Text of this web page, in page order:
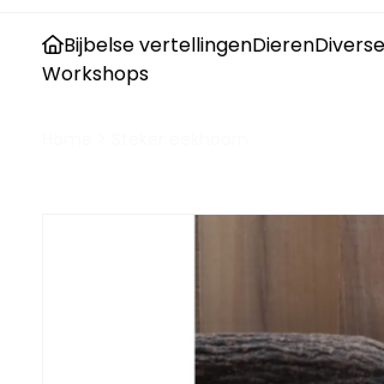
Bijbelse vertellingenDieren
Workshops